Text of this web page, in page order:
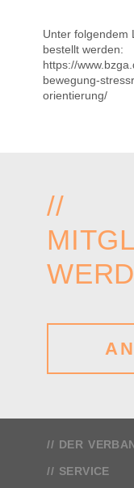
Unter folgendem
bestellt werden:
https://
bewegung-
orientierung/
//
DER
SERVICE